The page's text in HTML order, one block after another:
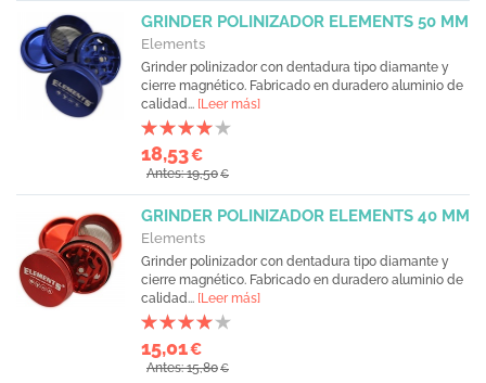
GRINDER POLINIZADOR ELEMENTS 50 MM
Elements
Grinder polinizador con dentadura tipo diamante y
cierre magnético. Fabricado en duradero aluminio de
calidad... [Leer más]
18,53€
Antes: 19,50€
GRINDER POLINIZADOR ELEMENTS 40 MM
Elements
Grinder polinizador con dentadura tipo diamante y
cierre magnético. Fabricado en duradero aluminio de
calidad... [Leer más]
15,01€
Antes: 15,80€